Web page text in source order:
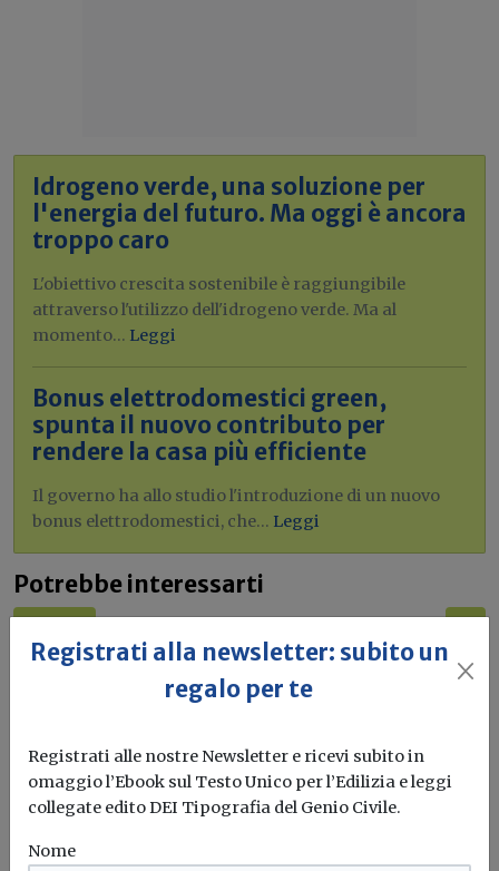
Idrogeno verde, una soluzione per
l'energia del futuro. Ma oggi è ancora
troppo caro
L'obiettivo crescita sostenibile è raggiungibile
attraverso l'utilizzo dell'idrogeno verde. Ma al
momento... Leggi
Bonus elettrodomestici green,
spunta il nuovo contributo per
rendere la casa più efficiente
Il governo ha allo studio l'introduzione di un nuovo
bonus elettrodomestici, che... Leggi
Potrebbe interessarti
Codice dell’edilizia e delle costruzioni e
delega al Governo: approvato il disegno
Sicurezza e coordinamento con le disposizioni
urbanistiche e dei beni culturali e...
Registrati alla newsletter: subito un
regalo per te
Registrati alle nostre Newsletter e ricevi subito in
omaggio l’Ebook sul Testo Unico per l’Edilizia e leggi
collegate edito DEI Tipografia del Genio Civile.
Nome